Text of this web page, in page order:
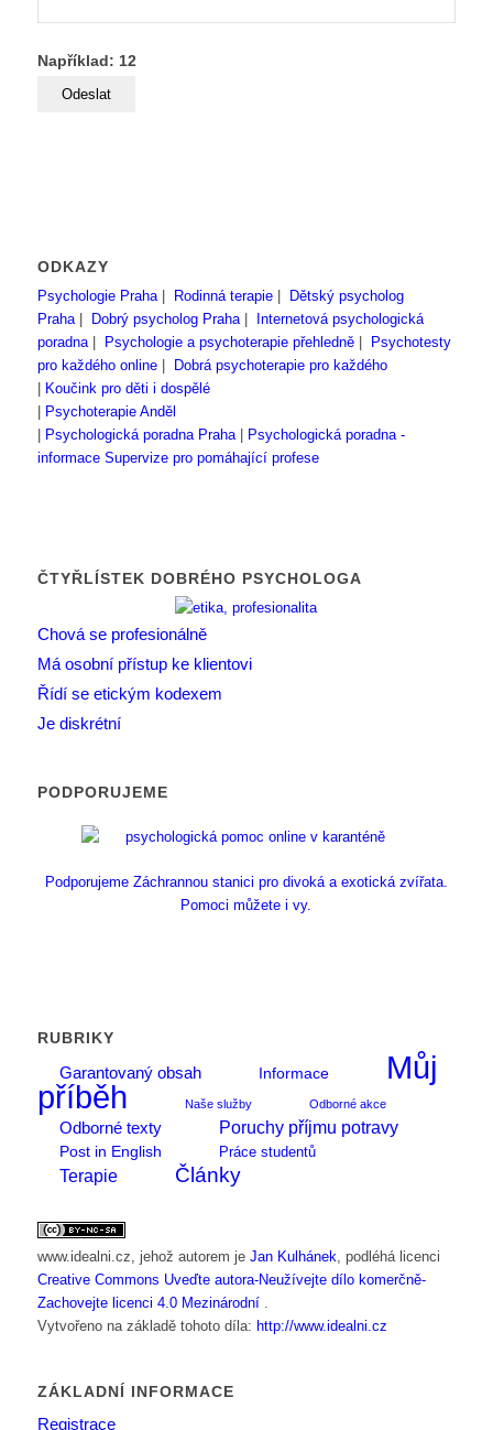
Například: 12
ODKAZY
Psychologie Praha| Rodinná terapie|
Dětský psycholog
Praha| Dobrý psycholog Praha|
Internetová psychologická
poradna| Psychologie a psychoterapie přehledně|
Psychotesty
pro každého online|
Dobrá psychoterapie pro každého
Koučink pro děti i dospělé
Psychoterapie Anděl
Psychologická poradna Praha|
Psychologická poradna -
informace Supervize pro pomáhající profese
ČTYŘLÍSTEK DOBRÉHO PSYCHOLOGA
Chová se profesionálně
Má osobní přístup ke klientovi
Řídí se etickým kodexem
Je diskrétní
PODPORUJEME
Podporujeme Záchrannou stanici pro divoká a exotická zvířata.
Pomoci můžete i vy.
RUBRIKY
Garantovaný obsah
Informace
Můj
příběh
Naše služby Odborné akce
Odborné texty Poruchy příjmu potravy
Post in English Práce studentů
Terapie Články
www.idealni.cz , jehož autorem je Jan Kulhánek , podléhá licenci
Creative Commons Uveďte autora-Neužívejte dílo komerčně-
Zachovejte licenci 4.0 Mezinárodní
Vytvořeno na základě tohoto díla: http://www.idealni.cz
ZÁKLADNÍ INFORMACE
Registrace